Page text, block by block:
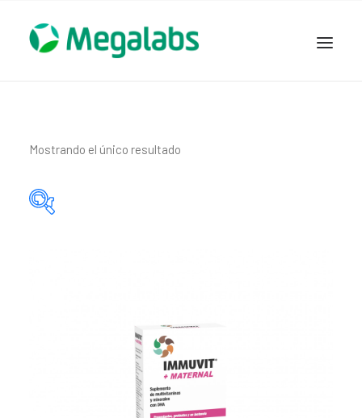
MEGASALUD
TRABAJAR EN MEGALABS
Mostrando el único resultado